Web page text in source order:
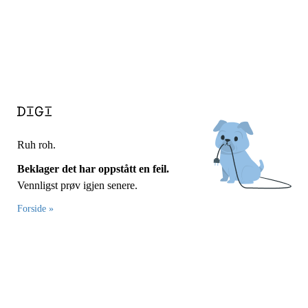
Ruh roh.
Beklager det har oppstått en feil.
Vennligst prøv igjen senere.
Forside »